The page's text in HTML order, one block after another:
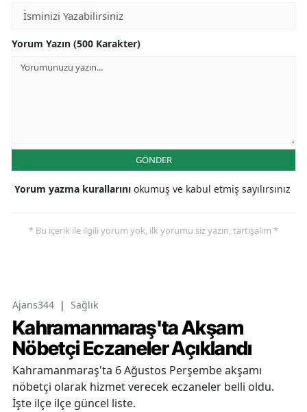
Yorum Yazın (500 Karakter)
GÖNDER
Yorum yazma kurallarını okumuş ve kabul etmiş sayılırsınız
* Bu içerik ile ilgili yorum yok, ilk yorumu siz yazın, tartışalım *
Ajans344 | Sağlık
Kahramanmaraş'ta Akşam
Nöbetçi Eczaneler Açıklandı
Kahramanmaraş'ta 6 Ağustos Perşembe akşamı
nöbetçi olarak hizmet verecek eczaneler belli oldu.
İşte ilçe ilçe güncel liste.